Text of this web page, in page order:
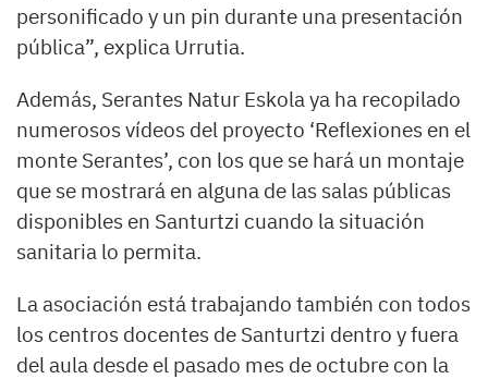
personificado y un pin durante una presentación
pública”, explica Urrutia.
Además, Serantes Natur Eskola ya ha recopilado
numerosos vídeos del proyecto ‘Reflexiones en el
monte Serantes’, con los que se hará un montaje
que se mostrará en alguna de las salas públicas
disponibles en Santurtzi cuando la situación
sanitaria lo permita.
La asociación está trabajando también con todos
los centros docentes de Santurtzi dentro y fuera
del aula desde el pasado mes de octubre con la